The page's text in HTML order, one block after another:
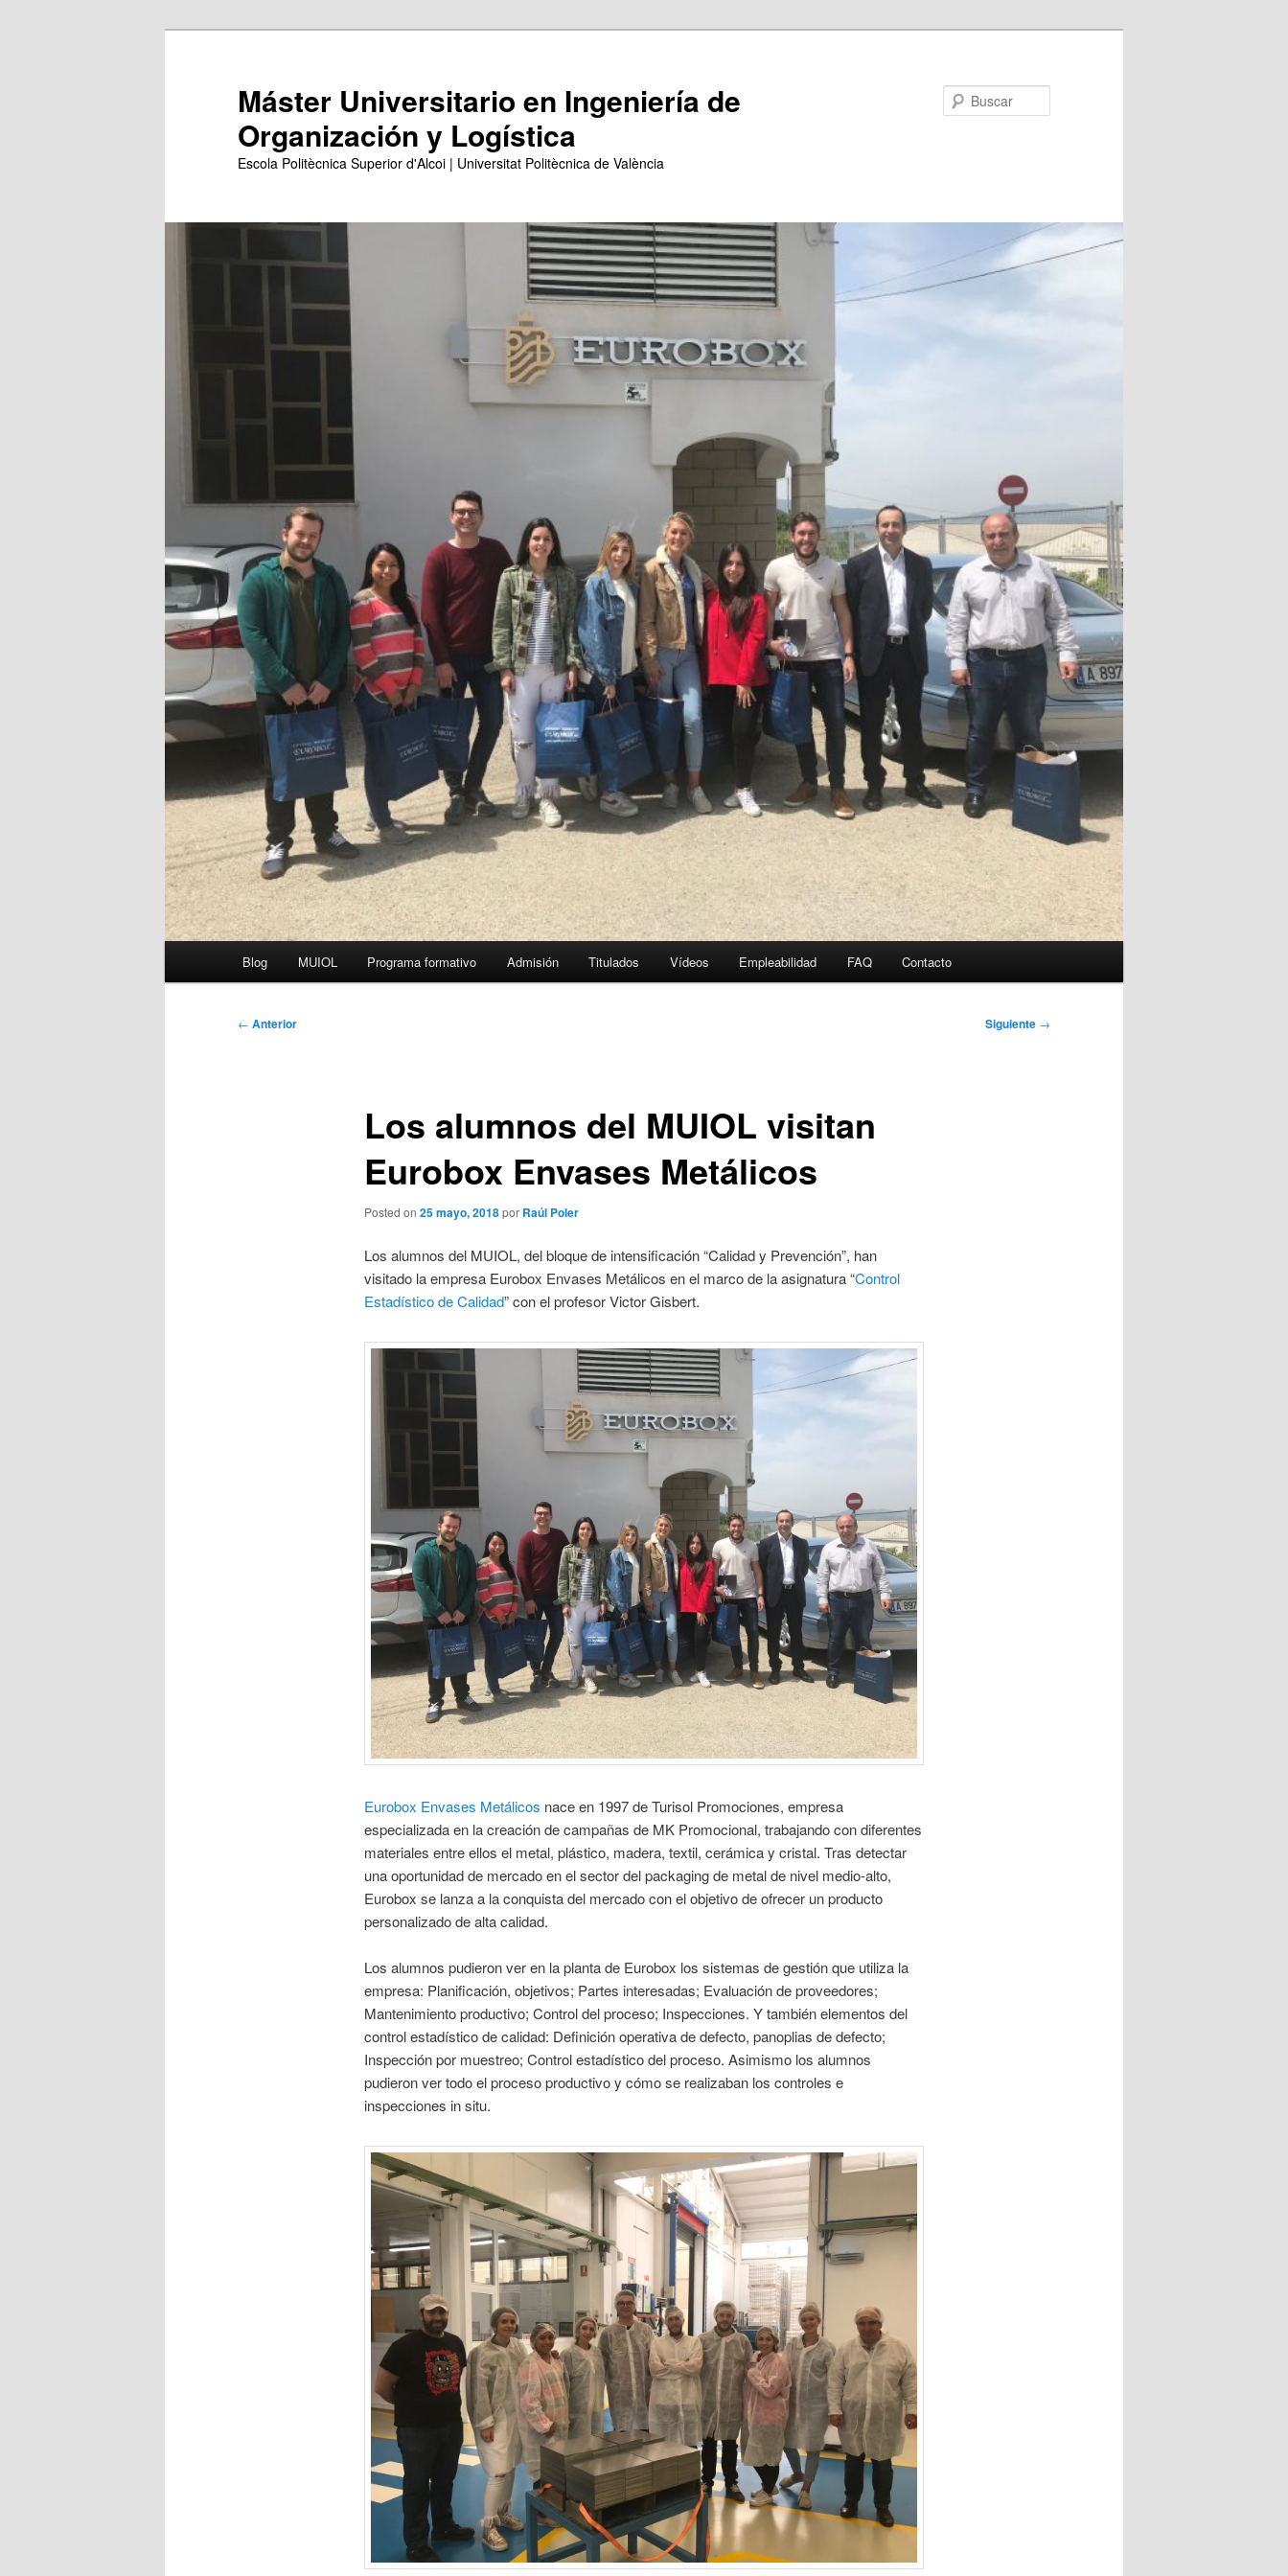
Máster Universitario en Ingeniería de
Organización y Logística
Escola Politècnica Superior d'Alcoi | Universitat Politècnica de València
Blog MUIOL Programa formativo Admisión Titulados Vídeos Empleabilidad FAQ Contacto
Navegación
← Anterior Siguiente →
Los alumnos del MUIOL visitan
Eurobox Envases Metálicos
Posted on 25 mayo, 2018por Raúl Poler
Los alumnos del MUIOL, del bloque de intensificación “Calidad y Prevención”, han
visitado la empresa Eurobox Envases Metálicos en el marco de la asignatura “Control
Estadístico de Calidad” con el profesor Victor Gisbert.
Eurobox Envases Metálicos nace en 1997 de Turisol Promociones, empresa
especializada en la creación de campañas de MK Promocional, trabajando con diferentes
materiales entre ellos el metal, plástico, madera, textil, cerámica y cristal. Tras detectar
una oportunidad de mercado en el sector del packaging de metal de nivel medio-alto,
Eurobox se lanza a la conquista del mercado con el objetivo de ofrecer un producto
personalizado de alta calidad.
Los alumnos pudieron ver en la planta de Eurobox los sistemas de gestión que utiliza la
empresa: Planificación, objetivos; Partes interesadas; Evaluación de proveedores;
Mantenimiento productivo; Control del proceso; Inspecciones. Y también elementos del
control estadístico de calidad: Definición operativa de defecto, panoplias de defecto;
Inspección por muestreo; Control estadístico del proceso. Asimismo los alumnos
pudieron ver todo el proceso productivo y cómo se realizaban los controles e
inspecciones in situ.